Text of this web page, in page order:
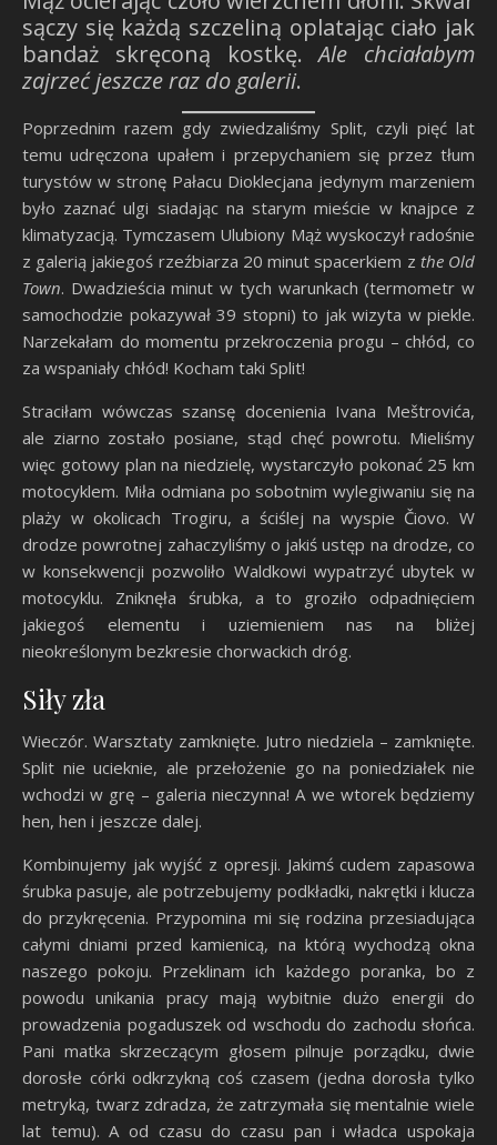
sączy się każdą szczeliną oplatając ciało jak
bandaż skręconą kostkę.Ale chciałabym
zajrzeć jeszcze raz do galerii.
Poprzednim razem gdy zwiedzaliśmy Split, czyli pięć lat
temu udręczona upałem i przepychaniem się przez tłum
turystów w stronę Pałacu Dioklecjana jedynym marzeniem
było zaznać ulgi siadając na starym mieście w knajpce z
klimatyzacją. Tymczasem Ulubiony Mąż wyskoczył radośnie
z galerią jakiegoś rzeźbiarza 20 minut spacerkiem z the Old
Town. Dwadzieścia minut w tych warunkach (termometr w
samochodzie pokazywał 39 stopni) to jak wizyta w piekle.
Narzekałam do momentu przekroczenia progu – chłód, co
za wspaniały chłód! Kocham taki Split!
Straciłam wówczas szansę docenienia Ivana Meštrovića,
ale ziarno zostało posiane, stąd chęć powrotu. Mieliśmy
więc gotowy plan na niedzielę, wystarczyło pokonać 25 km
motocyklem. Miła odmiana po sobotnim wylegiwaniu się na
plaży w okolicach Trogiru, a ściślej na wyspie Čiovo. W
drodze powrotnej zahaczyliśmy o jakiś ustęp na drodze, co
w konsekwencji pozwoliło Waldkowi wypatrzyć ubytek w
motocyklu. Zniknęła śrubka, a to groziło odpadnięciem
jakiegoś elementu i uziemieniem nas na bliżej
nieokreślonym bezkresie chorwackich dróg.
Siły zła
Wieczór. Warsztaty zamknięte. Jutro niedziela – zamknięte.
Split nie ucieknie, ale przełożenie go na poniedziałek nie
wchodzi w grę – galeria nieczynna! A we wtorek będziemy
hen, hen i jeszcze dalej.
Kombinujemy jak wyjść z opresji. Jakimś cudem zapasowa
śrubka pasuje, ale potrzebujemy podkładki, nakrętki i klucza
do przykręcenia. Przypomina mi się rodzina przesiadująca
całymi dniami przed kamienicą, na którą wychodzą okna
naszego pokoju. Przeklinam ich każdego poranka, bo z
powodu unikania pracy mają wybitnie dużo energii do
prowadzenia pogaduszek od wschodu do zachodu słońca.
Pani matka skrzeczącym głosem pilnuje porządku, dwie
dorosłe córki odkrzykną coś czasem (jedna dorosła tylko
metryką, twarz zdradza, że zatrzymała się mentalnie wiele
lat temu). A od czasu do czasu pan i władca uspokaja